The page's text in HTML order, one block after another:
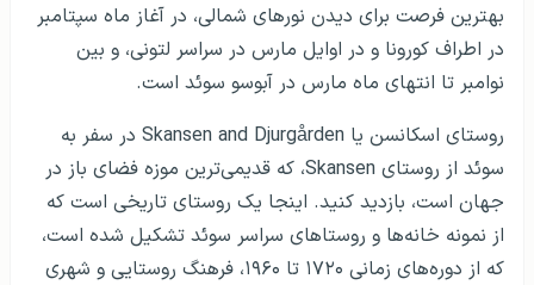
بهترین فرصت برای دیدن نورهای شمالی، در آغاز ماه سپتامبر
در اطراف کورونا و در اوایل مارس در سراسر لتونی، و بین
نوامبر تا انتهای ماه مارس در آبوسو سوئد است.
روستای اسکانسن یا Skansen and Djurgården در سفر به
سوئد از روستای Skansen، که قدیمی‌ترین موزه فضای باز در
جهان است، بازدید کنید. اینجا یک روستای تاریخی است که
از نمونه خانه‌ها و روستاهای سراسر سوئد تشکیل شده است،
که از دوره‌های زمانی ۱۷۲۰ تا ۱۹۶۰، فرهنگ روستایی و شهری